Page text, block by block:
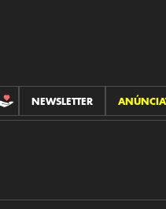
CONTRIBUCIONES
NEWSLETTER